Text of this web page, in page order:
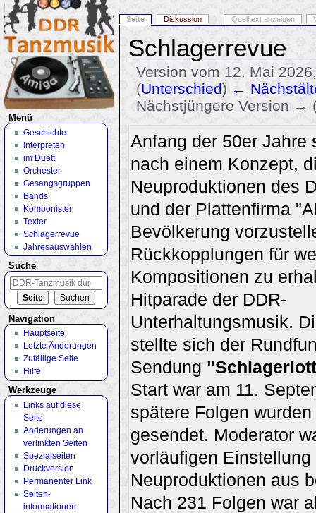
Schlagerrevue
Version vom 12. Mai
(Unterschied) ←
Nächstjüngere Version →
Anfang der 50er Jahre
nach einem Konzept,
Neuproduktionen des
und der Plattenfirma
Bevölkerung
Rückkopplungen für
Kompositionen zu
Hitparade der DDR-
Unterhaltungsmusik.
stellte sich der
Sendung
Start war am 11.
spätere Folgen
gesendet. Moderator
vorläufigen
Neuproduktionen aus
Nach 231 Folgen war
Seite Diskussion Quelltext anzeigen
Menü
Geschichte
Interpreten
im Duett
Orchester
Gesangsgruppen
Bands
Komponisten
Texter
Schlagerrevue
Jahresauswahlen
Suche
Navigation
Hauptseite
Letzte Änderungen
Zufällige Seite
Hilfe
Werkzeuge
Links auf diese
Seite
Änderungen an
verlinkten Seiten
Spezialseiten
Druckversion
Permanenter Link
Seiten­
informationen